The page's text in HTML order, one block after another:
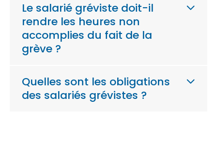
Le salarié gréviste doit-il
rendre les heures non
accomplies du fait de la
grève ?
Quelles sont les obligations
des salariés grévistes ?